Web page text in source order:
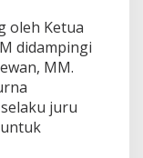
oleh Ketua
didampingi
MM.
juru